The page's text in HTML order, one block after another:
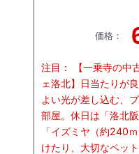
価格：
注目：
【一乗寺の
ェ洛北】日当たりが
よい光が差し込む、
部屋。休日は「洛北
「イズミヤ（約240
けたり、大切なペッ